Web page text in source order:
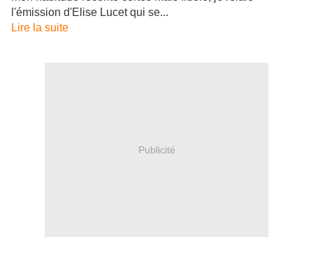
l'émission d'Elise Lucet qui se...
Lire la suite
Publicité